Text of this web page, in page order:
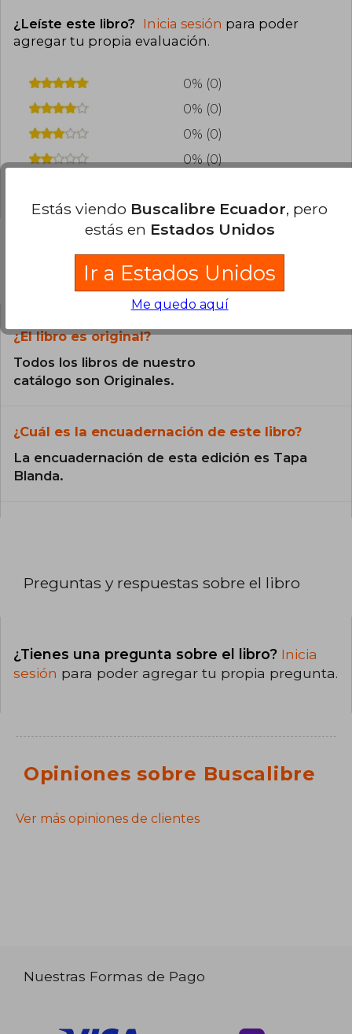
¿Leíste este libro? Inicia sesión para poder
agregar tu propia evaluación.
0% (0)
0% (0)
0% (0)
0% (0)
Preguntas frecuentes sobre el libro
¿El libro es original?
Todos los libros de nuestro
catálogo son Originales.
¿Cuál es la encuadernación de este libro?
La encuadernación de esta edición es Tapa
Blanda.
Preguntas y respuestas sobre el libro
¿Tienes una pregunta sobre el libro? Inicia
sesión para poder agregar tu propia pregunta.
Opiniones sobre Buscalibre
Ver más opiniones de clientes
Nuestras Formas de Pago
Estás viendo Buscalibre Ecuador, pero
estás en Estados Unidos
Ir a Estados Unidos
Me quedo aquí